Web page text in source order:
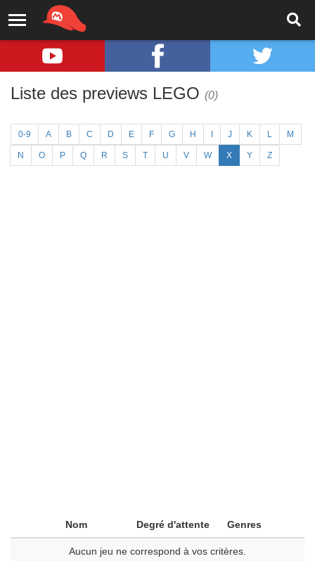
Liste des previews LEGO (0)
0-9 A B C D E F G H J K L M
N O P Q R S T U V W X Y Z
Nom Degré d'attente Genres
Aucun jeu ne correspond à vos critères.